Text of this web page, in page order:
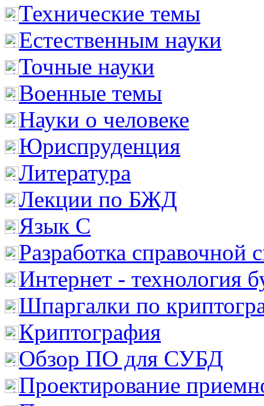
Технические темы
Естественным науки
Точные науки
Военные темы
Науки о человеке
Юриспруденция
Литература
Лекции по БЖД
Язык С
Разработка справочной
Интернет - технология
Шпаргалки по
Криптография
Обзор ПО для СУБД
Проектирование